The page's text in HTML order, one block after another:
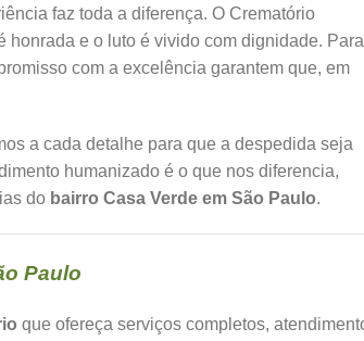
faz toda a diferença. O Crematório
honrada e o luto é vivido com dignidade. Para
com a excelência garantem que, em
a cada detalhe para que a despedida seja
humanizado é o que nos diferencia,
do bairro Casa Verde em São Paulo.
Paulo
que ofereça serviços completos,